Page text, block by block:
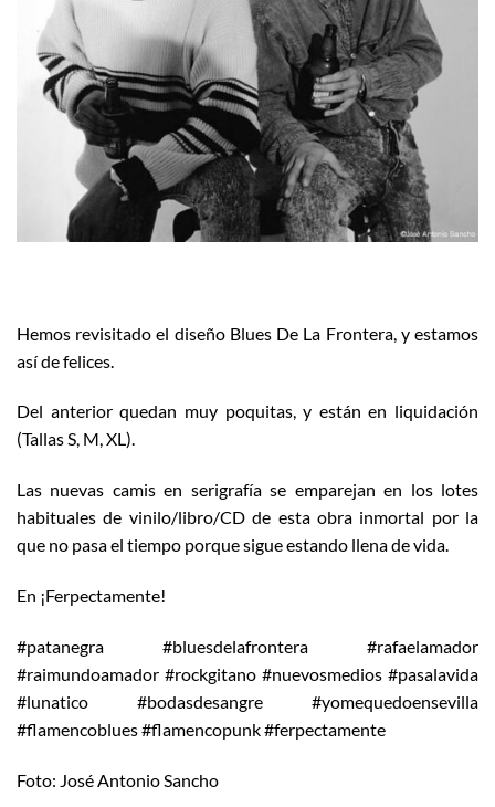
Hemos revisitado el diseño Blues De La Frontera, y estamos
así de felices.
Del anterior quedan muy poquitas, y están en liquidación
(Tallas S, M, XL).
Las nuevas camis en serigrafía se emparejan en los lotes
habituales de vinilo/libro/CD de esta obra inmortal por la
que no pasa el tiempo porque sigue estando llena de vida.
En ¡Ferpectamente!
#patanegra #bluesdelafrontera #rafaelamador
#raimundoamador #rockgitano #nuevosmedios #pasalavida
#lunatico #bodasdesangre #yomequedoensevilla
#flamencoblues #flamencopunk #ferpectamente
Foto: José Antonio Sancho